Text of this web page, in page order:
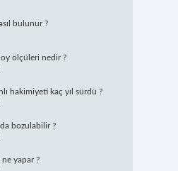
bulunur ?
ölçüleri nedir ?
hakimiyeti kaç yıl sürdü ?
bozulabilir ?
ne yapar ?